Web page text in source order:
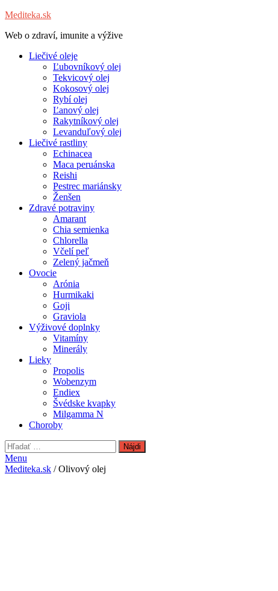
Mediteka.sk
Web o zdraví, imunite a výžive
Liečivé oleje
Ľubovníkový olej
Tekvicový olej
Kokosový olej
Rybí olej
Ľanový olej
Rakytníkový olej
Levanduľový olej
Liečivé rastliny
Echinacea
Maca peruánska
Reishi
Pestrec mariánsky
Ženšen
Zdravé potraviny
Amarant
Chia semienka
Chlorella
Včelí peľ
Zelený jačmeň
Ovocie
Arónia
Hurmikaki
Goji
Graviola
Výživové doplnky
Vitamíny
Minerály
Lieky
Propolis
Wobenzym
Endiex
Švédske kvapky
Milgamma N
Choroby
Hľadať:
Menu
Mediteka.sk / Olivový olej